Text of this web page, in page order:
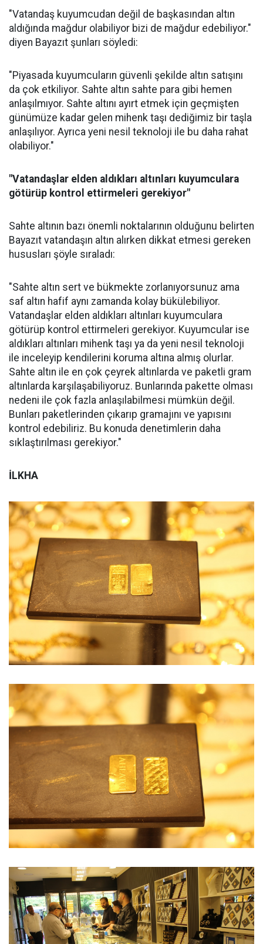
"Vatandaş kuyumcudan değil de başkasından altın
aldığında mağdur olabiliyor bizi de mağdur edebiliyor."
diyen Bayazıt şunları söyledi:
"Piyasada kuyumcuların güvenli şekilde altın satışını
da çok etkiliyor. Sahte altın sahte para gibi hemen
anlaşılmıyor. Sahte altını ayırt etmek için geçmişten
günümüze kadar gelen mihenk taşı dediğimiz bir taşla
anlaşılıyor. Ayrıca yeni nesil teknoloji ile bu daha rahat
olabiliyor."
"Vatandaşlar elden aldıkları altınları kuyumculara
götürüp kontrol ettirmeleri gerekiyor"
Sahte altının bazı önemli noktalarının olduğunu belirten
Bayazıt vatandaşın altın alırken dikkat etmesi gereken
hususları şöyle sıraladı:
"Sahte altın sert ve bükmekte zorlanıyorsunuz ama
saf altın hafif aynı zamanda kolay bükülebiliyor.
Vatandaşlar elden aldıkları altınları kuyumculara
götürüp kontrol ettirmeleri gerekiyor. Kuyumcular ise
aldıkları altınları mihenk taşı ya da yeni nesil teknoloji
ile inceleyip kendilerini koruma altına almış olurlar.
Sahte altın ile en çok çeyrek altınlarda ve paketli gram
altınlarda karşılaşabiliyoruz. Bunlarında pakette olması
nedeni ile çok fazla anlaşılabilmesi mümkün değil.
Bunları paketlerinden çıkarıp gramajını ve yapısını
kontrol edebiliriz. Bu konuda denetimlerin daha
sıklaştırılması gerekiyor."
İLKHA